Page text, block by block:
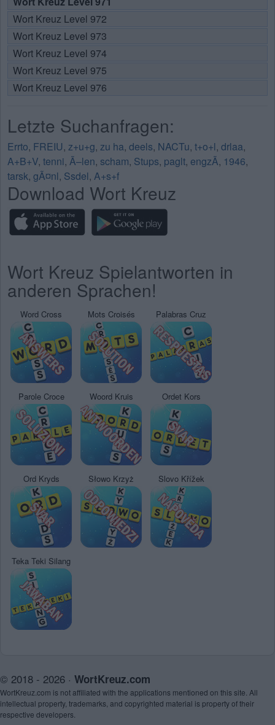
Wort Kreuz Level 972
Wort Kreuz Level 973
Wort Kreuz Level 974
Wort Kreuz Level 975
Wort Kreuz Level 976
Letzte Suchanfragen:
Errto, FREIU, z+u+g, zu ha, deels, NACTu, t+o+l, drlaa,
A+B+V, tenni, Ã–len, scham, Stups, paglt, engzÃ, 1946,
tarsk, gÃ¤nl, Ssdel, A+s+f
Download Wort Kreuz
Wort Kreuz Spielantworten in
anderen Sprachen!
Word Cross Mots Croisés Palabras Cruz
Parole Croce Woord Kruis Ordet Kors
Ord Kryds Słowo Krzyż Slovo Křížek
Teka Teki Silang
© 2018 - 2026 · WortKreuz.com
WortKreuz.com is not affiliated with the applications mentioned on this site. All
intellectual property, trademarks, and copyrighted material is property of their
respective developers.